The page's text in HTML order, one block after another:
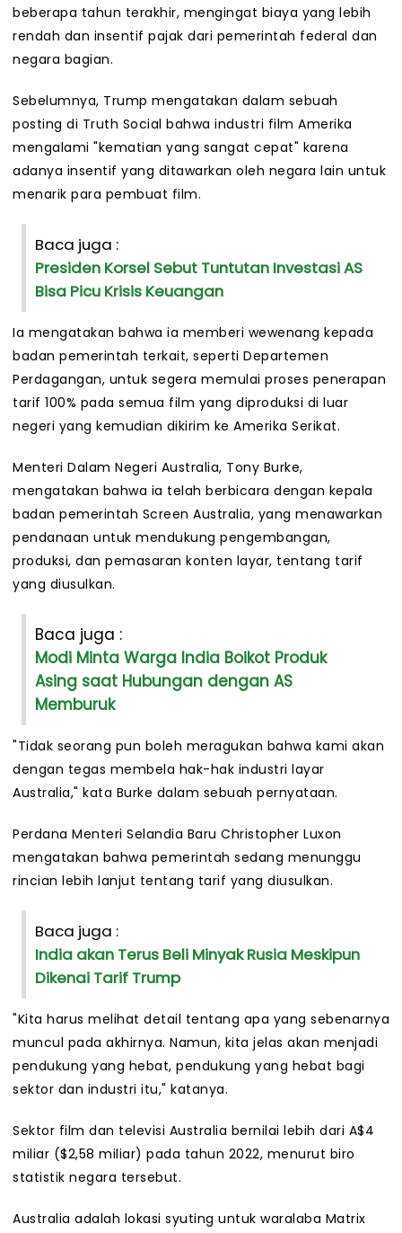
beberapa tahun terakhir, mengingat biaya yang lebih
rendah dan insentif pajak dari pemerintah federal dan
negara bagian.
Sebelumnya, Trump mengatakan dalam sebuah
posting di Truth Social bahwa industri film Amerika
mengalami "kematian yang sangat cepat" karena
adanya insentif yang ditawarkan oleh negara lain untuk
menarik para pembuat film.
Baca juga :
Presiden Korsel Sebut Tuntutan Investasi AS
Bisa Picu Krisis Keuangan
Ia mengatakan bahwa ia memberi wewenang kepada
badan pemerintah terkait, seperti Departemen
Perdagangan, untuk segera memulai proses penerapan
tarif 100% pada semua film yang diproduksi di luar
negeri yang kemudian dikirim ke Amerika Serikat.
Menteri Dalam Negeri Australia, Tony Burke,
mengatakan bahwa ia telah berbicara dengan kepala
badan pemerintah Screen Australia, yang menawarkan
pendanaan untuk mendukung pengembangan,
produksi, dan pemasaran konten layar, tentang tarif
yang diusulkan.
Baca juga :
Modi Minta Warga India Boikot Produk
Asing saat Hubungan dengan AS
Memburuk
"Tidak seorang pun boleh meragukan bahwa kami akan
dengan tegas membela hak-hak industri layar
Australia," kata Burke dalam sebuah pernyataan.
Perdana Menteri Selandia Baru Christopher Luxon
mengatakan bahwa pemerintah sedang menunggu
rincian lebih lanjut tentang tarif yang diusulkan.
Baca juga :
India akan Terus Beli Minyak Rusia Meskipun
Dikenai Tarif Trump
"Kita harus melihat detail tentang apa yang sebenarnya
muncul pada akhirnya. Namun, kita jelas akan menjadi
pendukung yang hebat, pendukung yang hebat bagi
sektor dan industri itu," katanya.
Sektor film dan televisi Australia bernilai lebih dari A$4
miliar ($2,58 miliar) pada tahun 2022, menurut biro
statistik negara tersebut.
Australia adalah lokasi syuting untuk waralaba Matrix